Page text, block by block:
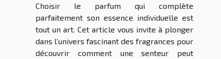
Choisir le parfum qui complète
parfaitement son essence individuelle est
tout un art. Cet article vous invite à plonger
dans l’univers fascinant des fragrances pour
découvrir comment une senteur peut